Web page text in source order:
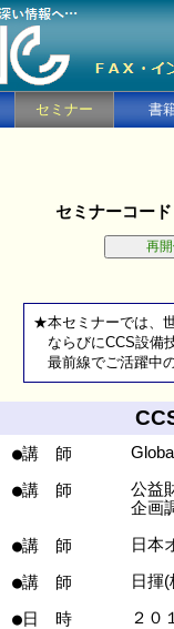
セミナー 書
セミナーコード
※別画
★本セミナーでは、
ならびにCCS設備
最前線でご活躍中
●講 師
●講 師
公益
企画
●講 師 日本
●講 師 日揮
●日 時 ２